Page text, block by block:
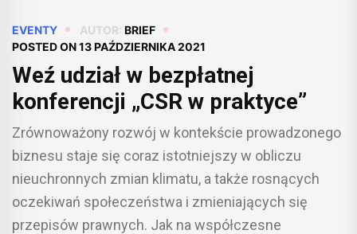
EVENTY AUTOR: BRIEF
POSTED ON13 PAŹDZIERNIKA 2021
Weź udział w bezpłatnej
konferencji „CSR w praktyce”
Zrównoważony rozwój w kontekście prowadzonego
biznesu staje się coraz istotniejszy w obliczu
nieuchronnych zmian klimatu, a także rosnących
oczekiwań społeczeństwa i zmieniających się
przepisów prawnych. Jak na współczesne